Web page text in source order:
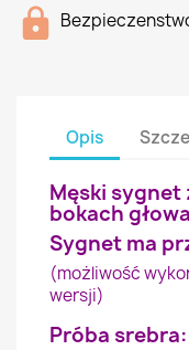
Opis
Męski sygnet
bokach
Sygnet ma
(możliwość
wersji)
Próba